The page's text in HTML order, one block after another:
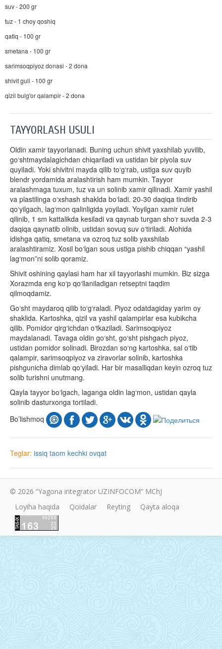
suv - 200 gr
tuz - 1 choy qoshiq
qatiq - 100 gr
smetana - 100 gr
sarimsoqpiyoz donasi - 2 dona
shivit guli - 100 gr
qizil bulg'or qalampir - 2 dona
TAYYORLASH USULI
Oldin xamir tayyorlanadi. Buning uchun shivit yaxshilab yuvilib,
go‘shtmaydalagichdan chiqariladi va ustidan bir piyola suv
quyiladi. Yoki shivitni mayda qilib to‘g‘rab, ustiga suv quyib
blendr yordamida aralashtirish ham mumkin. Tayyor
aralashmaga tuxum, tuz va un solinib xamir qilinadi. Xamir yashil
va plastilinga o‘xshash shaklda bo‘ladi. 20-30 daqiqa tindirib
qo‘yilgach, lag‘mon qalinligida yoyiladi. Yoyilgan xamir rulet
qilinib, 1 sm kattalikda kesiladi va qaynab turgan sho‘r suvda 2-3
daqiqa qaynatib olinib, ustidan sovuq suv o‘tiriladi. Alohida
idishga qatiq, smetana va ozroq tuz solib yaxshilab
aralashtiramiz. Xosil bo‘lgan sous ustiga pishib chiqqan “yashil
lag‘mon”ni solib qoramiz.
Shivit oshining qaylasi ham har xil tayyorlashi mumkin. Biz sizga
Xorazmda eng ko‘p qo‘llaniladigan retseptni taqdim
qilmoqdamiz.
Go‘sht maydaroq qilib to‘g‘raladi. Piyoz odatdagiday yarim oy
shaklida. Kartoshka, qizil va yashil qalampirlar esa kubikcha
qilib. Pomidor qirg‘ichdan o‘tkaziladi. Sarimsoqpiyoz
maydalanadi. Tavaga oldin go‘sht, go‘sht pishgach piyoz,
ustidan pomidor solinadi. Birozdan so‘ng kartoshka, sal o‘tib
qalampir, sarimsoqpiyoz va ziravorlar solinib, kartoshka
pishgunicha dimlab qo‘yiladi. Har bir masalliqdan keyin ozroq tuz
solib turishni unutmang.
Qayla tayyor bo‘lgach, laganga oldin lag‘mon, ustidan qayla
solinib dasturxonga tortiladi.
Bo’lishmoq
Teglar: issiq taom kechki ovqat
© 2026 “Yagona integrator UZINFOCOM” MChJ
Loyiha haqida
Qoidalar Reyting Qayta aloqa